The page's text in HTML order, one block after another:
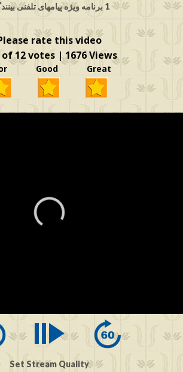
1 برنامه ویژه پیامهای تلفنی بینندگان
rate this video
12 votes | 1676 Views
Good Great
Set Stream Quality